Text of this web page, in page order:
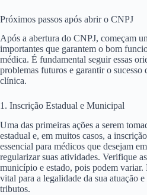
Próximos passos após abrir o CNPJ
Após a abertura do CNPJ, começam
importantes que garantem o bom
médica. É fundamental seguir essas
problemas futuros e garantir o sucesso
clínica.
1. Inscrição Estadual e Municipal
Uma das primeiras ações a serem
estadual e, em muitos casos, a
essencial para médicos que desejam
regularizar suas atividades. Verifique
município e estado, pois podem variar.
vital para a legalidade da sua atuação
tributos.